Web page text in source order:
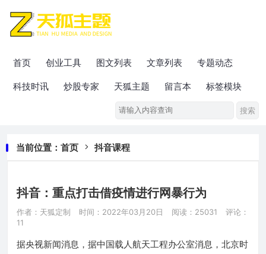
首页 创业工具 图文列表 文章列表 专题动态
科技时讯 炒股专家 天狐主题 留言本 标签模块
当前位置： 首页 抖音课程
抖音：重点打击借疫情进行网暴行为
作者：天狐定制 时间：2022年03月20日 阅读：25031
评论：
11
据央视新闻消息，据中国载人航天工程办公室消息，北京时